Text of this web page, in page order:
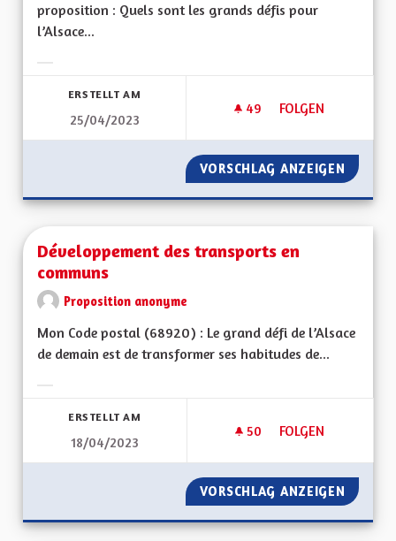
proposition : Quels sont les grands défis pour
l’Alsace...
ERSTELLT AM
25/04/2023
49 49 FOLLOWER
FOLGEN
DÉVELOPPEMENT
VORSCHLAG ANZEIGEN
Développement des transports en
communs
Proposition anonyme
Mon Code postal (68920) : Le grand défi de l’Alsace
de demain est de transformer ses habitudes de...
ERSTELLT AM
18/04/2023
50 50 FOLLOWER
FOLGEN
DÉVELOPPEMENT
VORSCHLAG ANZEIGEN